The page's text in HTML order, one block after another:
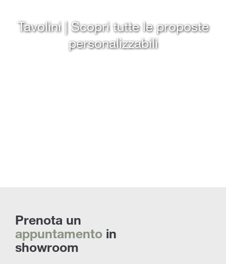
Tavolini | Scopri tutte le proposte
personalizzabili
Prenota un
appuntamento in
showroom